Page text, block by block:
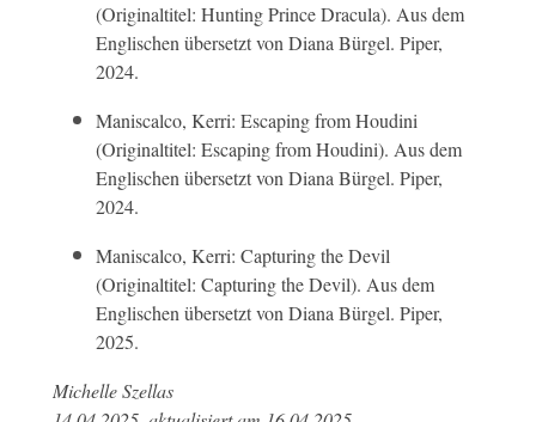
(Originaltitel: Hunting Prince Dracula). Aus dem
Englischen übersetzt von Diana Bürgel. Piper,
2024.
Maniscalco, Kerri: Escaping from Houdini
(Originaltitel: Escaping from Houdini). Aus dem
Englischen übersetzt von Diana Bürgel. Piper,
2024.
Maniscalco, Kerri: Capturing the Devil
(Originaltitel: Capturing the Devil). Aus dem
Englischen übersetzt von Diana Bürgel. Piper,
2025.
Michelle Szellas